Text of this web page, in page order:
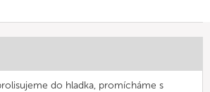
do hladka, promícháme s